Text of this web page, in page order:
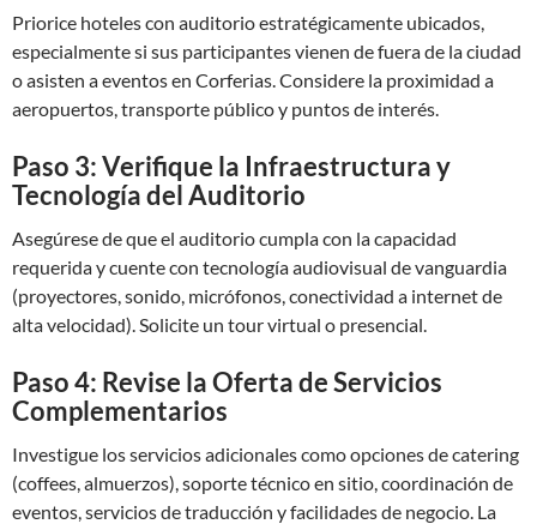
Priorice hoteles con auditorio estratégicamente ubicados,
especialmente si sus participantes vienen de fuera de la ciudad
o asisten a eventos en Corferias. Considere la proximidad a
aeropuertos, transporte público y puntos de interés.
Paso 3: Verifique la Infraestructura y
Tecnología del Auditorio
Asegúrese de que el auditorio cumpla con la capacidad
requerida y cuente con tecnología audiovisual de vanguardia
(proyectores, sonido, micrófonos, conectividad a internet de
alta velocidad). Solicite un tour virtual o presencial.
Paso 4: Revise la Oferta de Servicios
Complementarios
Investigue los servicios adicionales como opciones de catering
(coffees, almuerzos), soporte técnico en sitio, coordinación de
eventos, servicios de traducción y facilidades de negocio. La